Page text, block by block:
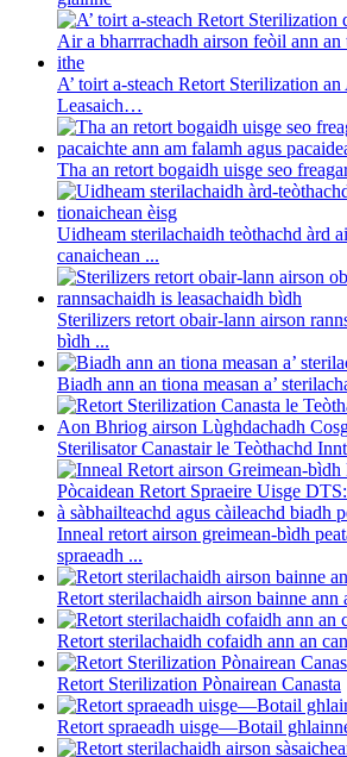
A’ toirt a-steach Retort Sterilization
Leasaich…
Tha an retort bogaidh uisge seo
Uidheam sterilachaidh teòthachd àrd
canaichean ...
Sterilizers retort obair-lann airson
bìdh ...
Biadh ann an tiona measan a’
Sterilisator Canastair le Teòthachd
Inneal retort airson greimean-bìdh
spraeadh ...
Retort sterilachaidh airson bainne ann
Retort sterilachaidh cofaidh ann an
Retort Sterilization Pònairean Canasta
Retort spraeadh uisge—Botail